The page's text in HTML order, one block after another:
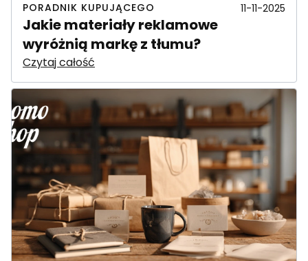
PORADNIK KUPUJĄCEGO 11-11-2025
Jakie materiały reklamowe
wyróżnią markę z tłumu?
Czytaj całość